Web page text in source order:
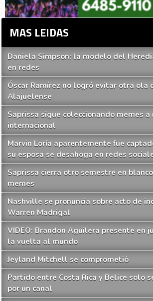
MAS LEIDAS
Daniela Simpson: la modelo del
en redes
Óscar Ramírez no logró evitar otra ola
Alajuelense
Saprissa sigue coleccionando memes a
internacional
Marvin Loría aparentemente fue
su esposa se desahoga en redes
Saprissa cierra otro semestre en
memes
Nashville se pronuncia sobre acto de
Warren Madrigal
VIDEO: Brandon Aguilera presente en
la vuelta al mundo
Jeyland Mitchell se comprometió
Partido entre Costa Rica y Belice solo
por un canal